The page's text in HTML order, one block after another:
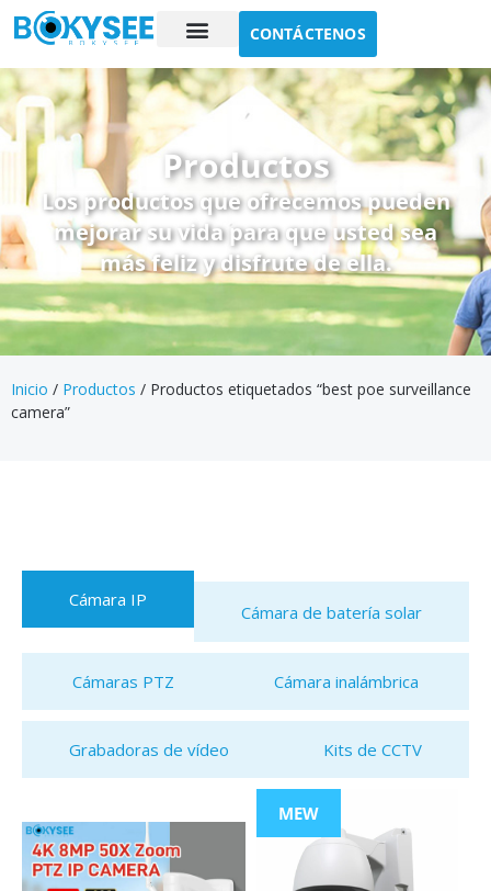
CONTÁCTENOS
Productos
Los productos que ofrecemos pueden
mejorar su vida para que usted sea
más feliz y disfrute de ella.
Inicio / Productos / Productos etiquetados “best poe surveillance
camera”
Cámara IP
Cámara de batería solar
Cámaras PTZ Cámara inalámbrica
Grabadoras de vídeo Kits de CCTV
MEW